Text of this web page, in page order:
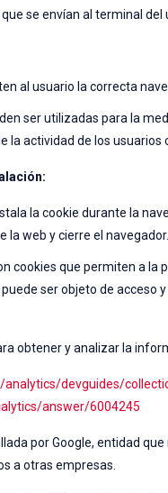
se envían al terminal del
al usuario la correcta
ser utilizadas para la
la actividad de los usuarios
la cookie durante la
la web y cierre el navegador.
cookies que permiten a la
ser objeto de acceso
obtener y analizar la
analytics/devguides/
answer/6004245
por Google, entidad
a otras empresas.